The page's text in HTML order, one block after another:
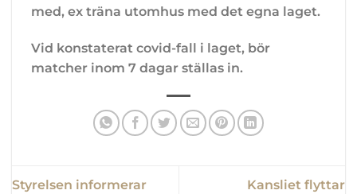
med, ex träna utomhus med det egna laget.
Vid konstaterat covid-fall i laget, bör
matcher inom 7 dagar ställas in.
Styrelsen informerar Kansliet flyttar